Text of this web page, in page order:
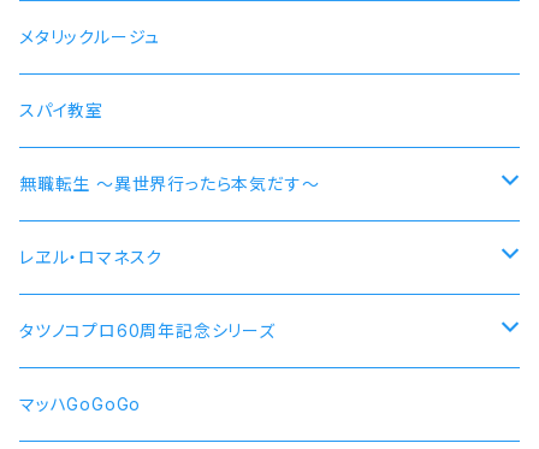
シン 共和国ver モデル
ヴラディレーナ・ミリーゼ モデル
野クルver
志摩リン
各務原なでしこ
乗物シリーズ
なでしこ 自転車
桜 自動車
メタリックルージュ
スパイ教室
無職転生 〜異世界行ったら本気だす〜
【エリス・ボレアス・グレイラット】腕時計 本数限定商品
【ロキシー・ミグルディア】腕時計 本数限定商品
【シルフィエット】腕時計 本数限定商品
レヱル・ロマネスク
すずしろ モデル
紅
タツノコプロ60周年記念シリーズ
マッハGoGoGo 55周年記念モデル
マッハGoGoGo